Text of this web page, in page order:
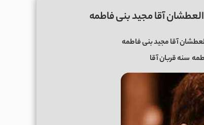
آقا مجید بنی فاطمه
آقا مجید بنی فاطمه
سنه قربان آقا